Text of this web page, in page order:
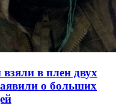
в плен двух
о больших